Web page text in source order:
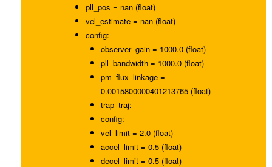
pll_pos = nan (float)
vel_estimate = nan (float)
config:
observer_gain = 1000.0 (float)
pll_bandwidth = 1000.0 (float)
pm_flux_linkage =
0.0015800000401213765 (float)
trap_traj:
config:
vel_limit = 2.0 (float)
accel_limit = 0.5 (float)
decel_limit = 0.5 (float)